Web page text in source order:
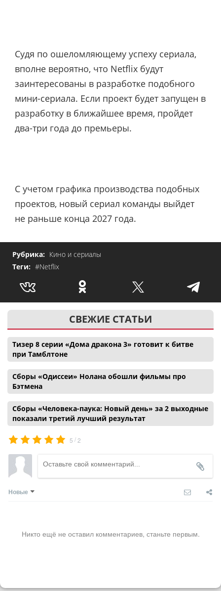
Судя по ошеломляющему успеху сериала,
вполне вероятно, что Netflix будут
заинтересованы в разработке подобного
мини-сериала. Если проект будет запущен в
разработку в ближайшее время, пройдет
два-три года до премьеры.
С учетом графика производства подобных
проектов, новый сериал команды выйдет
не раньше конца 2027 года.
Рубрика: Кино и сериалы
Теги: #Netflix
СВЕЖИЕ СТАТЬИ
Тизер 8 серии «Дома дракона 3» готовит к битве
при Тамблтоне
Сборы «Одиссеи» Нолана обошли фильмы про
Бэтмена
Сборы «Человека-паука: Новый день» за 2 выходные
показали третий лучший результат
5 /2
Новые
Никто ещё не оставил комментариев, станьте первым.